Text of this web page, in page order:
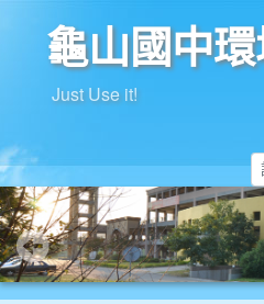
龜山國中
Just Use it!